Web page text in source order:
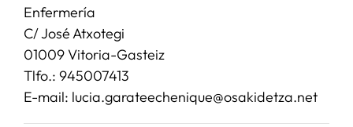
Enfermería
C/ José Atxotegi
01009 Vitoria-Gasteiz
Tlfo.: 945007413
E-mail: lucia.garateechenique@osakidetza.net